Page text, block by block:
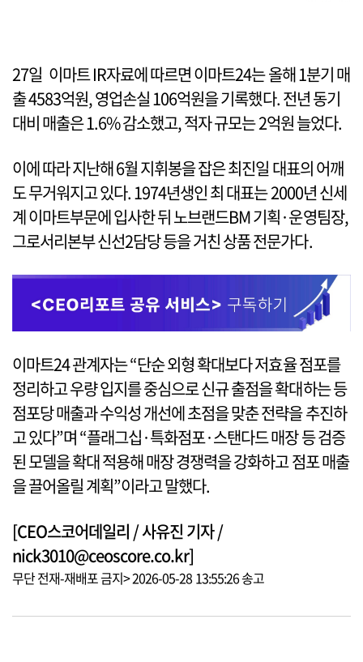
27일 이마트 IR자료에 따르면 이마트24는 올해 1분기 매
출 4583억원, 영업손실 106억원을 기록했다. 전년 동기
대비 매출은 1.6% 감소했고, 적자 규모는 2억원 늘었다.
이에 따라 지난해 6월 지휘봉을 잡은 최진일 대표의 어깨
도 무거워지고 있다. 1974년생인 최 대표는 2000년 신세
계 이마트부문에 입사한 뒤 노브랜드BM 기획·운영팀장,
그로서리본부 신선2담당 등을 거친 상품 전문가다.
이마트24 관계자는 “단순 외형 확대보다 저효율 점포를
정리하고 우량 입지를 중심으로 신규 출점을 확대하는 등
점포당 매출과 수익성 개선에 초점을 맞춘 전략을 추진하
고 있다”며 “플래그십·특화점포·스탠다드 매장 등 검증
된 모델을 확대 적용해 매장 경쟁력을 강화하고 점포 매출
을 끌어올릴 계획”이라고 말했다.
[CEO스코어데일리 / 사유진 기자 /
nick3010@ceoscore.co.kr]
무단 전재-재배포 금지> 2026-05-28 13:55:26 송고